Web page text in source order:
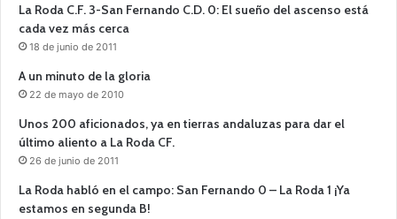
La Roda C.F. 3-San Fernando C.D. 0: El sueño del ascenso está
cada vez más cerca
18 de junio de 2011
A un minuto de la gloria
22 de mayo de 2010
Unos 200 aficionados, ya en tierras andaluzas para dar el
último aliento a La Roda CF.
26 de junio de 2011
La Roda habló en el campo: San Fernando 0 – La Roda 1 ¡Ya
estamos en segunda B!